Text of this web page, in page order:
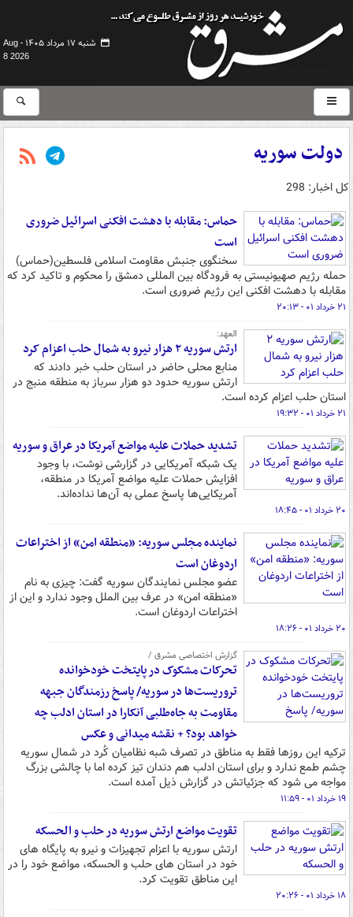
شنبه ۱۷ مرداد ۱۴۰۵ -
Aug
8 2026
دولت سوریه
کل اخبار: 298
حماس: مقابله با دهشت افکنی اسرائیل ضروری
است
سخنگوی جنبش مقاومت اسلامی فلسطین(حماس)
حمله رژیم صهیونیستی به فرودگاه بین المللی دمشق را محکوم و تاکید کرد که
مقابله با دهشت افکنی این رژیم ضروری است.
۲۱ خرداد ۰۱ - ۲۰:۱۳
العهد:
ارتش سوریه ۲ هزار نیرو به شمال حلب اعزام کرد
منابع محلی حاضر در استان حلب خبر دادند که
ارتش سوریه حدود دو هزار سرباز به منطقه منبج در
استان حلب اعزام کرده است.
۲۱ خرداد ۰۱ - ۱۹:۳۲
تشدید حملات علیه مواضع آمریکا در عراق و سوریه
یک شبکه آمریکایی در گزارشی نوشت، با وجود
افزایش حملات علیه مواضع آمریکا در منطقه،
آمریکایی‌ها پاسخ عملی به آن‌ها نداده‌اند.
۲۰ خرداد ۰۱ - ۱۸:۴۵
نماینده مجلس سوریه: «منطقه امن» از اختراعات
اردوغان است
عضو مجلس نمایندگان سوریه گفت: چیزی به نام
«منطقه امن» در عرف بین الملل وجود ندارد و این از
اختراعات اردوغان است.
۲۰ خرداد ۰۱ - ۱۸:۲۶
گزارش اختصاصی مشرق /
تحرکات مشکوک در پایتخت خودخوانده
تروریست‌ها در سوریه/ پاسخ رزمندگان جبهه
مقاومت به جاه‌طلبی آنکارا در استان ادلب چه
خواهد بود؟ + نقشه میدانی و عکس
ترکیه این روزها فقط به مناطق در تصرف شبه نظامیان کُرد در شمال سوریه
چشم طمع ندارد و برای استان ادلب هم دندان تیز کرده اما با چالشی بزرگ
مواجه می شود که جزئیاتش در گزارش ذیل آمده است.
۱۹ خرداد ۰۱ - ۱۱:۵۹
تقویت مواضع ارتش سوریه در حلب و الحسکه
ارتش سوریه با اعزام تجهیزات و نیرو به پایگاه های
خود در استان های حلب و الحسکه، مواضع خود را در
این مناطق تقویت کرد.
۱۸ خرداد ۰۱ - ۲۰:۲۶